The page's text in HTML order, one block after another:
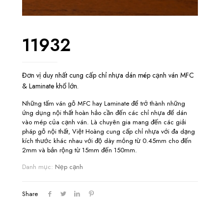
11932
Đơn vị duy nhất cung cấp chỉ nhựa dán mép cạnh ván MFC
& Laminate khổ lớn.
Những tấm ván gỗ MFC hay Laminate để trở thành những
ứng dụng nội thất hoàn hảo cần đến các chỉ nhựa để dán
vào mép của cạnh ván. Là chuyên gia mang đến các giải
pháp gỗ nội thất, Việt Hoàng cung cấp chỉ nhựa với đa dạng
kích thước khác nhau với độ dày mỏng từ 0.45mm cho đến
2mm và bản rộng từ 15mm đến 150mm.
Danh mục: Nẹp cạnh
Share